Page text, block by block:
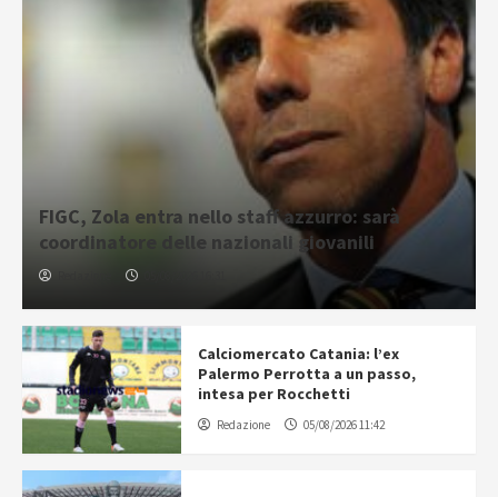
FIGC, Zola entra nello staff azzurro: sarà
coordinatore delle nazionali giovanili
Calciomercato Catania: l’ex
Palermo Perrotta a un passo,
intesa per Rocchetti
Redazione 05/08/2026 11:42